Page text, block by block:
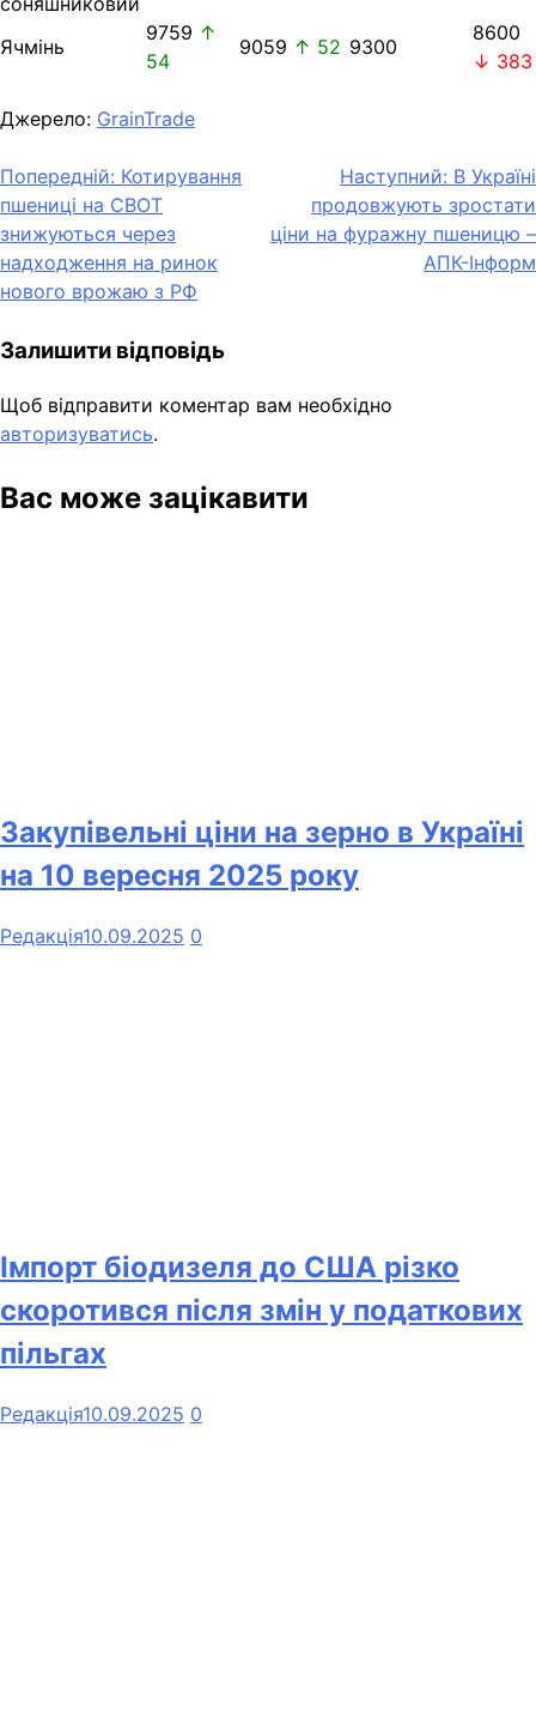
Ячмінь
9759 ↑
54
9059 ↑ 52 9300
8600
↓ 383
Джерело: GrainTrade
Навігація
записів
Попередній: Котирування
пшениці на СВОТ
знижуються через
надходження на ринок
нового врожаю з РФ
Наступний: В Україні
продовжують зростати
ціни на фуражну пшеницю –
АПК-Інформ
Залишити відповідь
Щоб відправити коментар вам необхідно
авторизуватись.
Вас може зацікавити
Закупівельні ціни на зерно в Україні
на 10 вересня 2025 року
Редакція10.09.2025 0
Імпорт біодизеля до США різко
скоротився після змін у податкових
пільгах
Редакція10.09.2025 0